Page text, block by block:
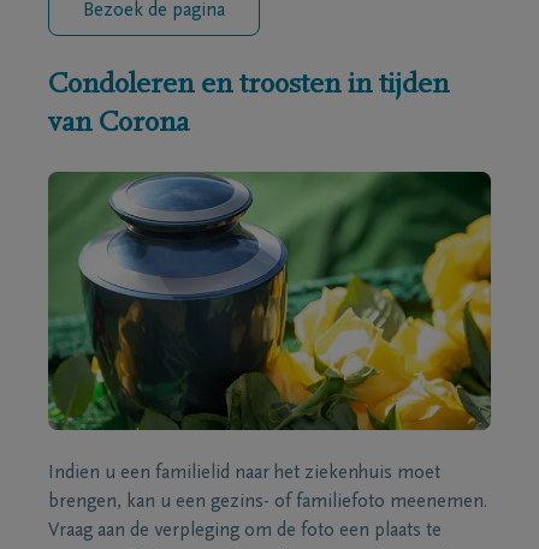
Bezoek de pagina
Condoleren en troosten in tijden
van Corona
Indien u een familielid naar het ziekenhuis moet
brengen, kan u een gezins- of familiefoto meenemen.
Vraag aan de verpleging om de foto een plaats te